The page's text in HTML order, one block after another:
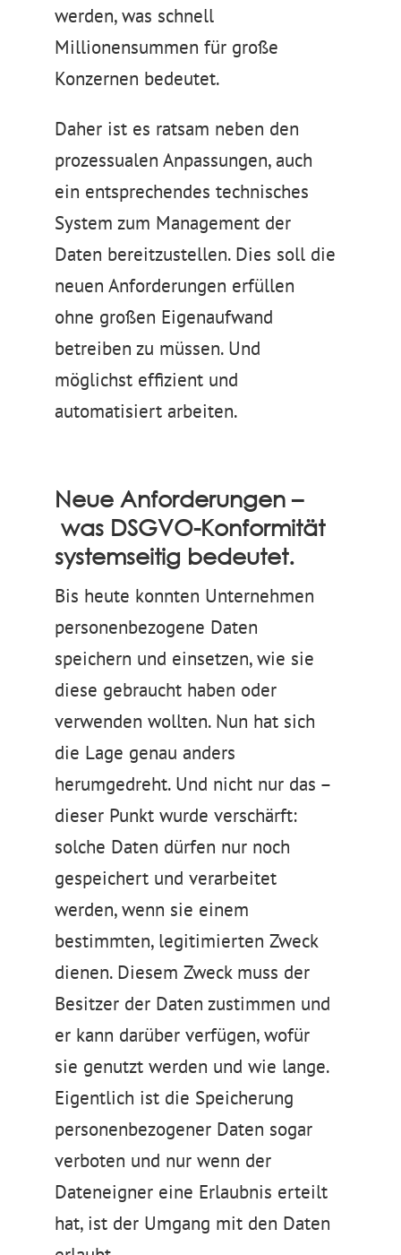
werden, was schnell
Millionensummen für große
Konzernen bedeutet.
Daher ist es ratsam neben den
prozessualen Anpassungen, auch
ein entsprechendes technisches
System zum Management der
Daten bereitzustellen. Dies soll die
neuen Anforderungen erfüllen
ohne großen Eigenaufwand
betreiben zu müssen. Und
möglichst effizient und
automatisiert arbeiten.
Neue Anforderungen –
was DSGVO-Konformität
systemseitig bedeutet.
Bis heute konnten Unternehmen
personenbezogene Daten
speichern und einsetzen, wie sie
diese gebraucht haben oder
verwenden wollten. Nun hat sich
die Lage genau anders
herumgedreht. Und nicht nur das –
dieser Punkt wurde verschärft:
solche Daten dürfen nur noch
gespeichert und verarbeitet
werden, wenn sie einem
bestimmten, legitimierten Zweck
dienen. Diesem Zweck muss der
Besitzer der Daten zustimmen und
er kann darüber verfügen, wofür
sie genutzt werden und wie lange.
Eigentlich ist die Speicherung
personenbezogener Daten sogar
verboten und nur wenn der
Dateneigner eine Erlaubnis erteilt
hat, ist der Umgang mit den Daten